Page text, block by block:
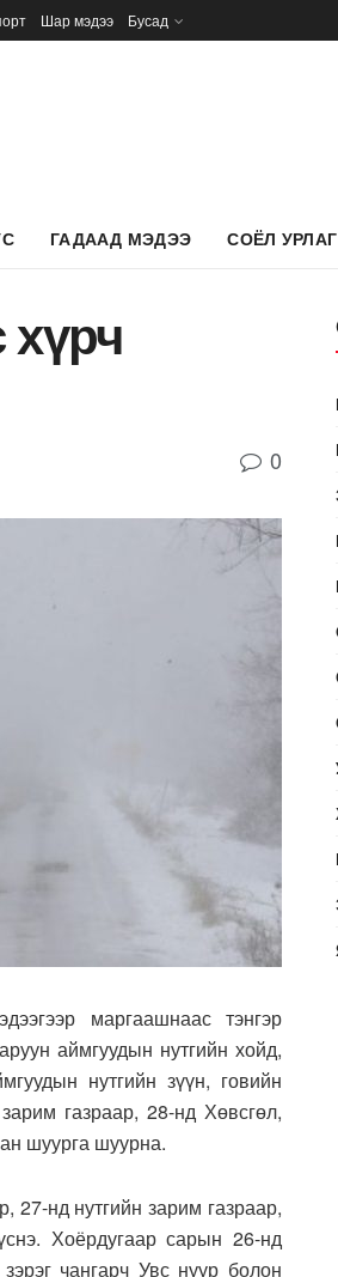
Шар мэдээ Бусад
ГАДААД МЭДЭЭ СОЁЛ УРЛАГ
0
маргаашнаас тэнгэр
аймгуудын нутгийн хойд,
нутгийн зүүн, говийн
газраар, 28-нд Хөвсгөл,
шуурга шуурна.
нд нутгийн зарим газраар,
Хоёрдугаар сарын 26-нд
чангарч Увс нуур болон